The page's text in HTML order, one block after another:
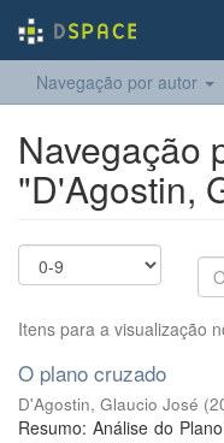
Navegação por autor
Navegação
"D'Agostin,
Itens para a visualização
O plano cruzado
D'Agostin, Glaucio José (
Resumo: Análise do